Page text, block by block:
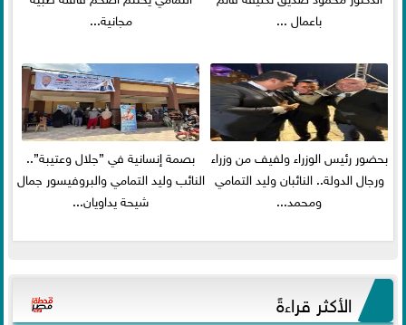
باعمال ...
مجانية...
بحضور رئيس الوزراء ولفيف من وزراء
ورجال الدولة.. النائبان وليد التمامي
ومحمد...
بصمة إنسانية في ”جلال وعتيبة”..
النائب وليد التمامي والبروفيسور جمال
شيحة يداويان...
الأكثر قراءةً